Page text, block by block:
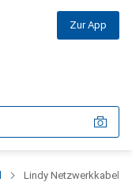
Zur App
Lindy Netzwerkkabel